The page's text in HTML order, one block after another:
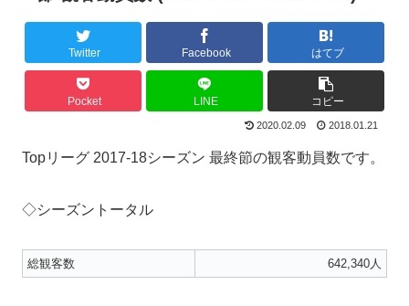
Twitter Facebook はてブ
Pocket LINE コピー
2020.02.09 2018.01.21
Topリーグ 2017-18シーズン 最終節の観客動員数です。
◇シーズントータル
総観客数 642,340人